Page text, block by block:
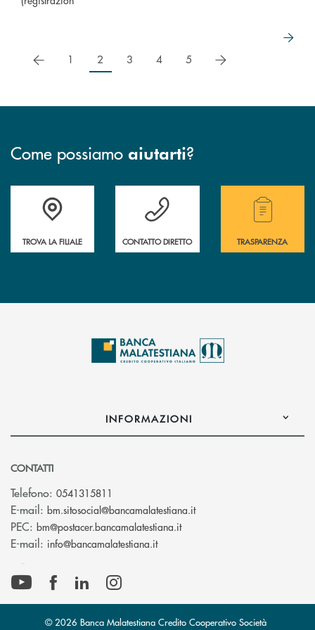
precedente
1 2 3 4 5 successivo
Come possiamo aiutarti?
Trova la filiale più vicina a te.
TROVA LA FILIALE
Hai bisogno di assistenza ?&nbsp;
CONTATTO DIRETTO
Hai bisogno di
TRASPARENZA
INFORMAZIONI
CONTATTI
Telefono: 0541315811
E-mail: bm.sitosocial@bancamalatestiana.it(si apre l’app di posta
PEC: bm@postacer.bancamalatestiana.it(si apre l’app di posta
E-mail: info@bancamalatestiana.it(si apre l’app di posta
© 2026 Banca Malatestiana Credito Cooperativo Società